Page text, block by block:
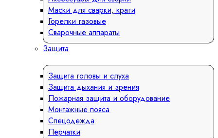
Маски для сварки, краги
Горелки газовые
Сварочные аппараты
Защита
Защита головы и слуха
Защита дыхания и зрения
Пожарная защита и оборудование
Монтажные пояса
Спецодежда
Перчатки